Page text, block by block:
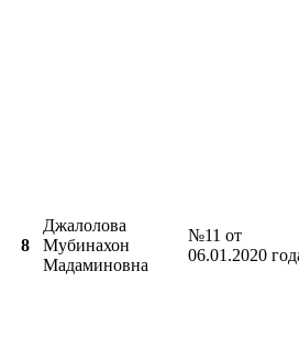
8
Джалолова
Мубинахон
Мадаминовна
№11 от
06.01.2020